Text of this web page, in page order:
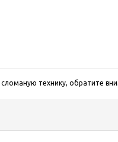
технику, обратите